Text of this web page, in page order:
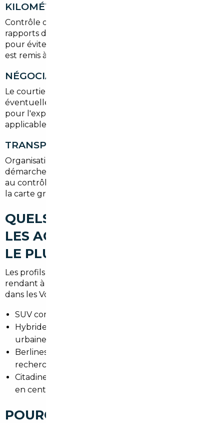
KILOMÉTRAGE
Contrôle des factures, du carnet d'entretien, des
rapports d'expertise et des relevés kilométriques
pour éviter toute mauvaise surprise. Un rapport clair
est remis à l'acheteur à Thann.
NÉGOCIATION ET ACHAT
Le courtier négocie le prix, vérifie les garanties
éventuelles et prépare les documents nécessaires
pour l'exportation (certificat de vente, quitus fiscal si
applicable).
TRANSPORT ET IMMATRICULATION
Organisation du transport sécurisé jusqu'à Thann,
démarches pour l'immatriculation française, passage
au contrôle technique si nécessaire et obtention de
la carte grise.
QUELS TYPES DE VOITURES
LES ACHETEURS RECHERCHENT
LE PLUS À THANN
Les profils varient : familles de la vallée, actifs se
rendant à Mulhouse, et amateurs de week-ends
dans les Vosges.
SUV compacts pour la polyvalence et l'espace.
Hybrides pour réduire la consommation en zone
urbaine et périurbaine.
Berlines premium pour les conducteurs
recherchant confort et performance.
Citadines économiques pour les trajets quotidiens
en centre-ville.
POURQUOI FAIRE APPEL À UN